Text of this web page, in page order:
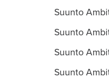
Suunto
Suunto
Suunto
Suunto